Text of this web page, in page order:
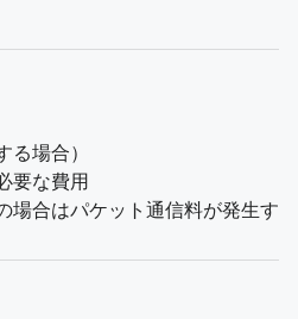
る場合）
要な費用
場合はパケット通信料が発生す